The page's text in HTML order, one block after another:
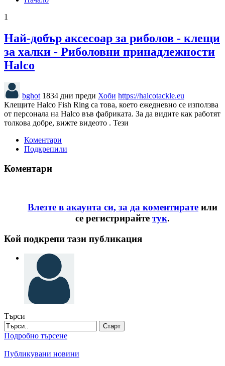
1
Най-добър аксесоар за риболов - клещи
за халки - Риболовни принадлежности
Halco
bghot 1834 дни преди Хоби https://halcotackle.eu
Клещите Halco Fish Ring са това, което ежедневно се използва
от персонала на Halco във фабриката. За да видите как работят
толкова добре, вижте видеото . Тези
Коментари
Подкрепили
Коментари
Влезте в акаунта си, за да коментирате или
се регистрирайте тук.
Кой подкрепи тази публикация
Търси
Старт
Подробно търсене
Публикувани новини